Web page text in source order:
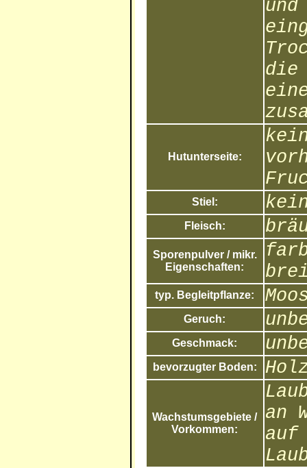
die
Hutunterseite:
Stiel:
Fleisch:
Sporenpulver / mikr.
Eigenschaften:
typ. Begleitpflanze:
Geruch:
Geschmack:
bevorzugter Boden:
Wachstumsgebiete /
Vorkommen:
an
auf